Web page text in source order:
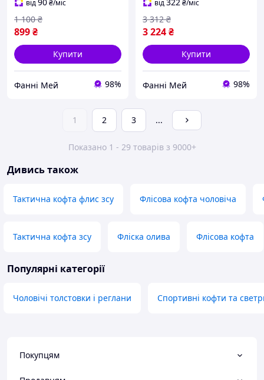
від ₴/міс
899₴
1 100 ₴
Купити
Фанні Мей 98%
від ₴/міс
3 224₴
3 312 ₴
Купити
Фанні Мей 98%
1 2 3 ...
Показано 1 - 29 товарів з 9000+
Дивись також
Тактична кофта флис зсу Флісова кофта чоловіча
Тактична кофта зсу Фліска олива Флісова кофта
Популярні категорії
Чоловічі толстовки і реглани Спортивні кофти та
Покупцям